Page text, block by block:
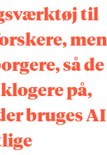
til
men
så de
på,
bruges